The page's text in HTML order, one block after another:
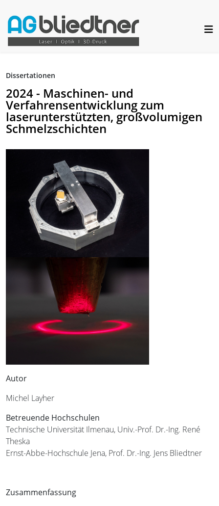
Dissertationen
2024 - Maschinen- und
Verfahrensentwicklung zum
laserunterstützten, großvolumigen
Schmelzschichten
Autor
Michel Layher
Betreuende Hochschulen
Technische Universität Ilmenau, Univ.-Prof. Dr.-Ing. René
Theska
Ernst-Abbe-Hochschule Jena, Prof. Dr.-Ing. Jens Bliedtner
Zusammenfassung